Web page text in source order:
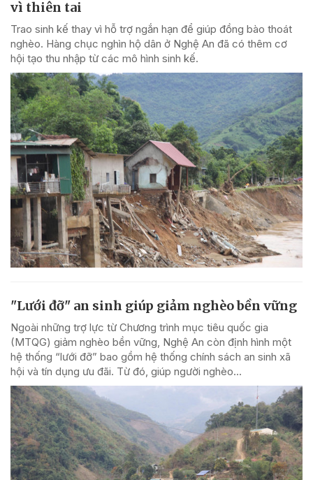
vì thiên tai
Trao sinh kế thay vì hỗ trợ ngắn hạn để giúp đồng bào thoát
nghèo. Hàng chục nghìn hộ dân ở Nghệ An đã có thêm cơ
hội tạo thu nhập từ các mô hình sinh kế.
"Lưới đỡ" an sinh giúp giảm nghèo bền vững
Ngoài những trợ lực từ Chương trình mục tiêu quốc gia
(MTQG) giảm nghèo bền vững, Nghệ An còn định hình một
hệ thống “lưới đỡ” bao gồm hệ thống chính sách an sinh xã
hội và tín dụng ưu đãi. Từ đó, giúp người nghèo...